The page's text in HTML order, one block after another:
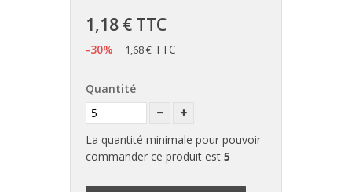
1,18 € TTC
-30% 1,68 €TTC
Quantité
La quantité minimale pour pouvoir
commander ce produit est 5